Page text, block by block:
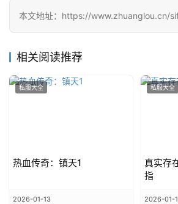
本文地址：https://www.zhuanglou.cn/
相关阅读推荐
私服大全
热血传奇：镇天1
2026-01-13
私服大全
真实存
指
2026-01-